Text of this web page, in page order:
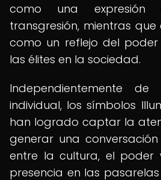
como una
transgresión, mientras
como un reflejo del
las élites en la sociedad.
Independientemente
individual, los símbolos
han logrado captar la
generar una
entre la cultura, el poder
presencia en las